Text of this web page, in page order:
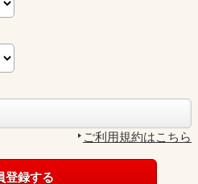
ご利用規約はこちら